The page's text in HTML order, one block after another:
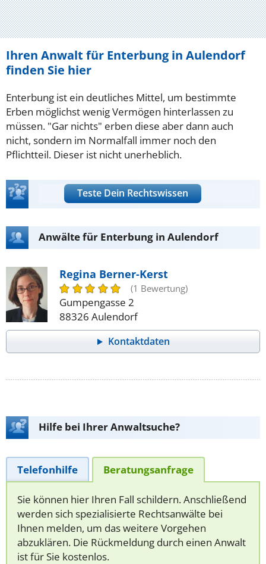
Ihren Anwalt für Enterbung in Aulendorf
finden Sie hier
Enterbung ist ein deutliches Mittel, um bestimmte
Erben möglichst wenig Vermögen hinterlassen zu
müssen. "Gar nichts" erben diese aber dann auch
nicht, sondern im Normalfall immer noch den
Pflichtteil. Dieser ist nicht unerheblich.
Teste Dein Rechtswissen
Anwälte für Enterbung in Aulendorf
Regina Berner-Kerst
(1 Bewertung)
Gumpengasse 2
88326 Aulendorf
Kontaktdaten
Hilfe bei Ihrer Anwaltsuche?
Telefonhilfe Beratungsanfrage
Sie können hier Ihren Fall schildern. Anschließend
werden sich spezialisierte Rechtsanwälte bei
Ihnen melden, um das weitere Vorgehen
abzuklären. Die Rückmeldung durch einen Anwalt
ist für Sie kostenlos.